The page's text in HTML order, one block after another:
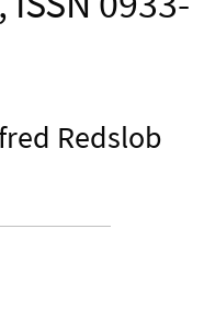
Redslob